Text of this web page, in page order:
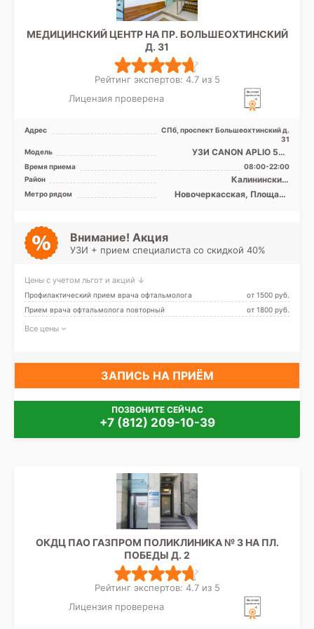
МЕДИЦИНСКИЙ ЦЕНТР НА ПР. БОЛЬШЕОХТИНСКИЙ
Д. 31
Рейтинг экспертов: 4.7 из 5
Лицензия проверена
Адрес
СПб, проспект Большеохтинский д.
31
Модель
УЗИ CANON APLIO 500
экспертного класса
Время приема
08:00-22:00
Район
Калининский,
Красногвардейский
Метро рядом
Новочеркасская, Площадь
Внимание! Акция
УЗИ + прием специалиста со скидкой 40%
Цены с учетом льгот и акций ↓
Профилактический прием врача офтальмолога
от 1500 pуб.
Прием врача офтальмолога повторный
от 1800 pуб.
Все цены
ЗАПИСЬ НА ПРИЁМ
ПОЗВОНИТЕ СЕЙЧАС
+7 (812) 209-10-39
ОКДЦ ПАО ГАЗПРОМ ПОЛИКЛИНИКА № 3 НА ПЛ.
ПОБЕДЫ Д. 2
Рейтинг экспертов: 4.7 из 5
Лицензия проверена